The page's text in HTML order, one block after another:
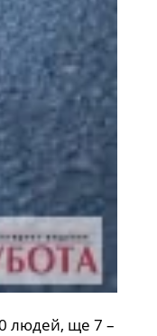
людей, ще 7 –